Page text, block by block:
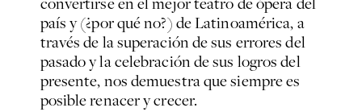
país y (¿por qué no?) de Latinoamérica, a
través de la superación de sus errores del
pasado y la celebración de sus logros del
presente, nos demuestra que siempre es
posible renacer y crecer.